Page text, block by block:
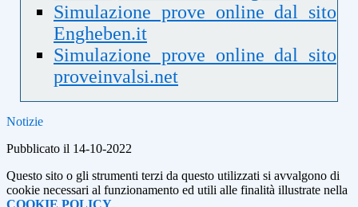
Simulazione prove online dal sito
Engheben.it
Simulazione prove online dal sito
proveinvalsi.net
Notizie
Pubblicato il 14-10-2022
Questo sito o gli strumenti terzi da questo utilizzati si avvalgono di
cookie necessari al funzionamento ed utili alle finalità illustrate nella